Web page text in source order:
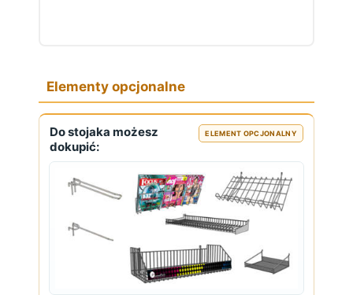
Elementy opcjonalne
Do stojaka możesz
dokupić:
ELEMENT OPCJONALNY